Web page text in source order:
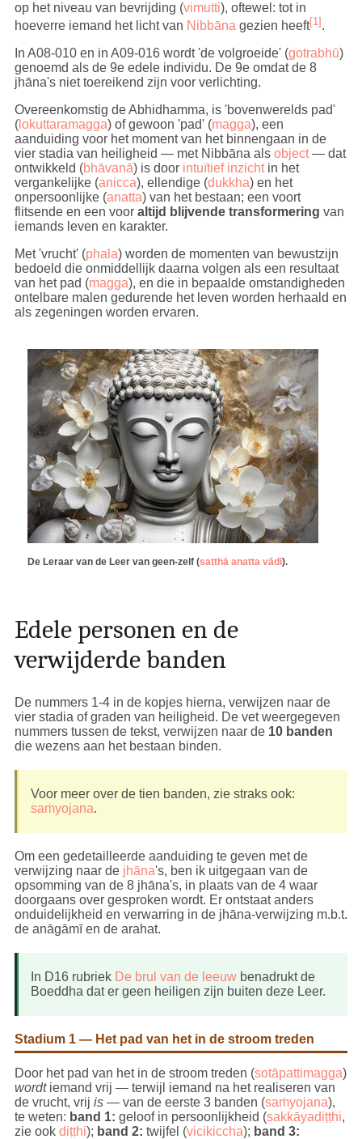
op het niveau van bevrijding (vimutti), oftewel: tot in
hoeverre iemand het licht van Nibbāna gezien heeft[1] .
In A08-010 en in A09-016 wordt 'de volgroeide' (gotrabhū)
genoemd als de 9e edele individu. De 9e omdat de 8
jhāna's niet toereikend zijn voor verlichting.
Overeenkomstig de Abhidhamma, is 'bovenwerelds pad'
(lokuttaramagga) of gewoon 'pad' (magga), een
aanduiding voor het moment van het binnengaan in de
vier stadia van heiligheid — met Nibbāna als object— dat
ontwikkeld (bhāvanā) is door intuïtief inzichtin het
vergankelijke (anicca), ellendige (dukkha) en het
onpersoonlijke (anatta) van het bestaan; een voort
flitsende en een voor altijd blijvende transformering van
iemands leven en karakter.
Met 'vrucht' (phala) worden de momenten van bewustzijn
bedoeld die onmiddellijk daarna volgen als een resultaat
van het pad (magga), en die in bepaalde omstandigheden
ontelbare malen gedurende het leven worden herhaald en
als zegeningen worden ervaren.
De Leraar van de Leer van geen-zelf (satthā anatta vādī).
Edele personen en de
verwijderde banden
De nummers 1-4 in de kopjes hierna, verwijzen naar de
vier stadia of graden van heiligheid. De vet weergegeven
nummers tussen de tekst, verwijzen naar de 10 banden
die wezens aan het bestaan binden.
Voor meer over de tien banden, zie straks ook:
saṁyojana.
Om een gedetailleerde aanduiding te geven met de
verwijzing naar de jhāna's, ben ik uitgegaan van de
opsomming van de 8 jhāna's, in plaats van de 4 waar
doorgaans over gesproken wordt. Er ontstaat anders
onduidelijkheid en verwarring in de jhāna-verwijzing m.b.t.
de anāgāmī en de arahat.
In D16 rubriek De brul van de leeuwbenadrukt de
Boeddha dat er geen heiligen zijn buiten deze Leer.
Stadium 1 — Het pad van het in de stroom treden
Door het pad van het in de stroom treden (sotāpattimagga)
wordtiemand vrij — terwijl iemand na het realiseren van
de vrucht, vrij is— van de eerste 3 banden (saṁyojana),
te weten: band 1: geloof in persoonlijkheid (sakkāyadiṭṭhi,
zie ook diṭṭhi); band 2: twijfel (vicikiccha); band 3: